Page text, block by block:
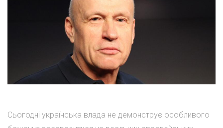
Сьогодні українська влада не демонструє особливого